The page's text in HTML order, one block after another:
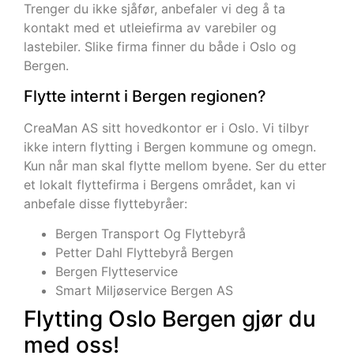
Trenger du ikke sjåfør, anbefaler vi deg å ta
kontakt med et utleiefirma av varebiler og
lastebiler. Slike firma finner du både i Oslo og
Bergen.
Flytte internt i Bergen regionen?
CreaMan AS sitt hovedkontor er i Oslo. Vi tilbyr
ikke intern flytting i Bergen kommune og omegn.
Kun når man skal flytte mellom byene. Ser du etter
et lokalt flyttefirma i Bergens området, kan vi
anbefale disse flyttebyråer:
Bergen Transport Og Flyttebyrå
Petter Dahl Flyttebyrå Bergen
Bergen Flytteservice
Smart Miljøservice Bergen AS
Flytting Oslo Bergen gjør du
med oss!